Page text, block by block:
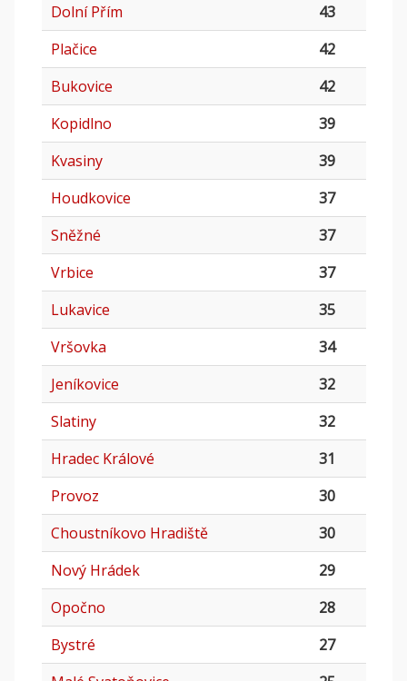
Dolní Přím
43
Plačice
42
Bukovice
42
Kopidlno
39
Kvasiny
39
Houdkovice
37
Sněžné
37
Vrbice
37
Lukavice
35
Vršovka
34
Jeníkovice
32
Slatiny
32
Hradec Králové
31
Provoz
30
Choustníkovo Hradiště
30
Nový Hrádek
29
Opočno
28
Bystré
27